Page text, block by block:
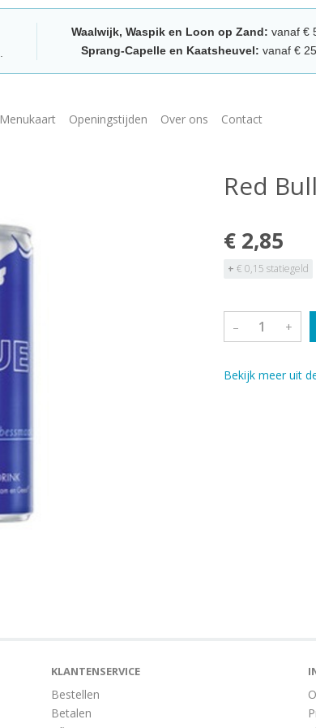
Waalwijk, Waspik en Loon op Zand: vanaf €
Sprang-Capelle en Kaatsheuvel: vanaf €
Menukaart Openingstijden Over ons Contact
Red
€ 2,85
+ € 0,15 statiegeld
– +
Bekijk meer uit
KLANTENSERVICE
Bestellen
Betalen